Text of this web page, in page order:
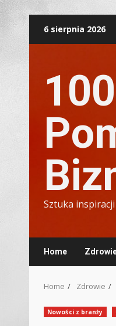
6 sierpnia 2026
100
Sztuka inspiracji
Home
Home Zdrowie
Nowości z branży